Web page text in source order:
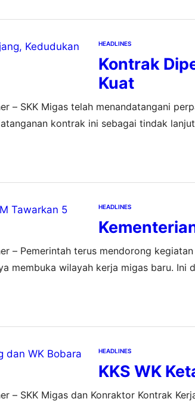
HEADLINES
Kontrak
Kuat
– SKK Migas telah menandatangani
kontrak ini sebagai tindak
II Ltd.,…
HEADLINES
– Pemerintah terus mendorong
membuka wilayah kerja migas baru.
2024, Selasa (14/5), Kementerian
HEADLINES
KKS WK
– SKK Migas dan Konraktor Kontrak